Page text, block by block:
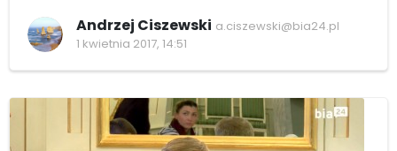
Andrzej Ciszewski a.ciszewski@bia24.pl
1 kwietnia 2017, 14:51